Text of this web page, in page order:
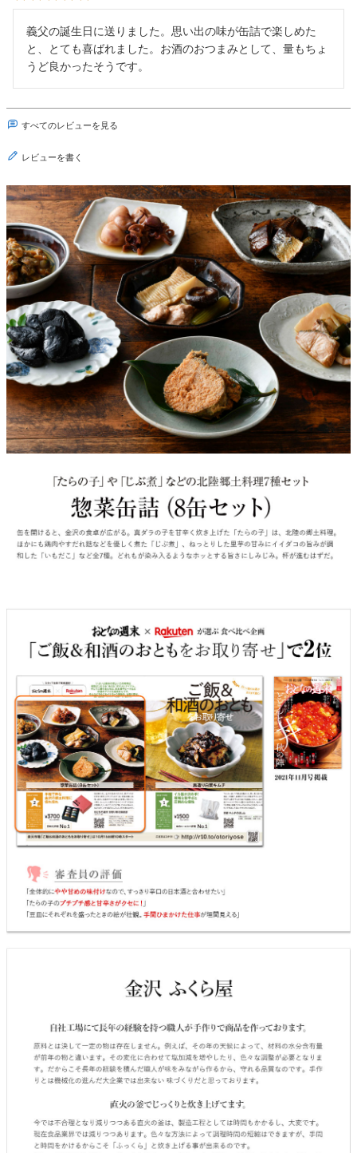
義父の誕生日に送りました。思い出の味が缶詰で楽しめた
と、とても喜ばれました。お酒のおつまみとして、量もちょ
うど良かったそうです。
すべてのレビューを見る
レビューを書く